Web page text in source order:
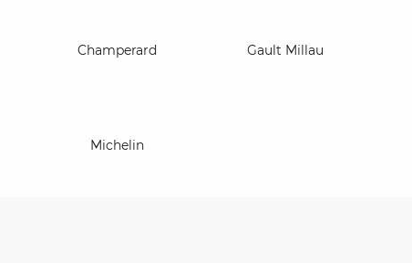
Champerard Gault Millau
Michelin